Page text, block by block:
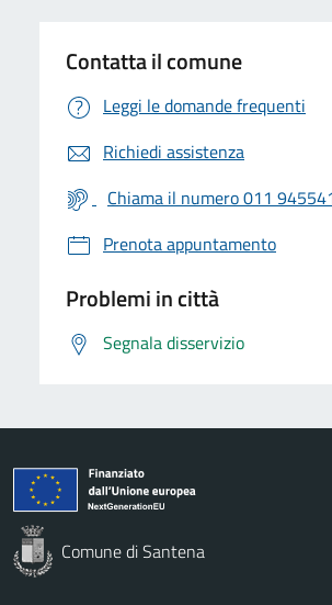
Contatta il comune
Leggi le domande frequenti
Richiedi assistenza
Chiama il numero 011
Prenota appuntamento
Problemi in città
Segnala disservizio
Comune di Santena